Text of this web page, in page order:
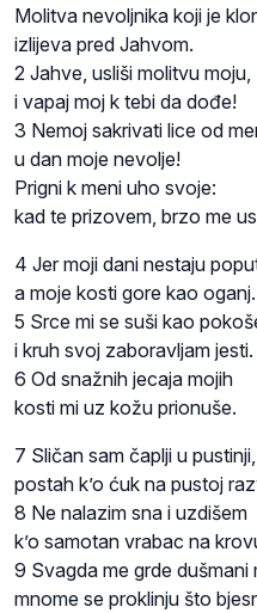
Molitva nevoljnika koji je
izlijeva pred Jahvom.
2 Jahve, usliši molitvu moju,
i vapaj moj k tebi da dođe!
3 Nemoj sakrivati lice od
u dan moje nevolje!
Prigni k meni uho svoje:
kad te prizovem, brzo me
4 Jer moji dani nestaju
a moje kosti gore kao oganj.
5 Srce mi se suši kao
i kruh svoj zaboravljam jesti.
6 Od snažnih jecaja mojih
kosti mi uz kožu prionuše.
7 Sličan sam čaplji u pustinji,
postah k’o ćuk na pustoj
8 Ne nalazim sna i uzdišem
k’o samotan vrabac na
9 Svagda me grde dušmani
mnome se proklinju što